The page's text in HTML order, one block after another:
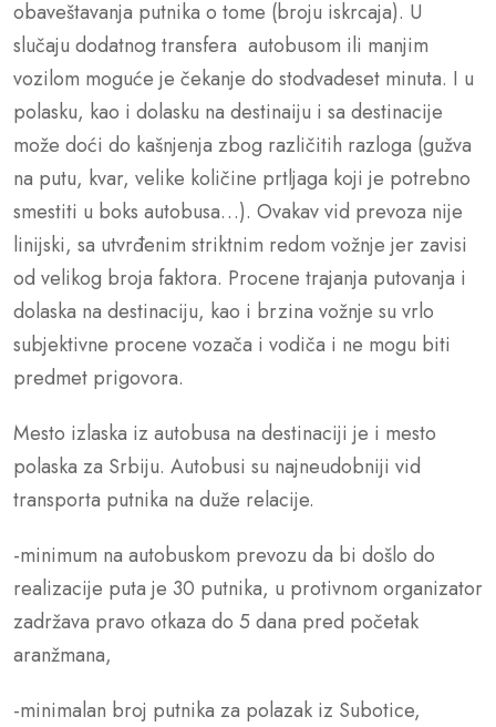
obaveštavanja putnika o tome (broju iskrcaja). U
slučaju dodatnog transfera autobusom ili manjim
vozilom moguće je čekanje do stodvadeset minuta. I u
polasku, kao i dolasku na destinaiju i sa destinacije
može doći do kašnjenja zbog različitih razloga (gužva
na putu, kvar, velike količine prtljaga koji je potrebno
smestiti u boks autobusa…). Ovakav vid prevoza nije
linijski, sa utvrđenim striktnim redom vožnje jer zavisi
od velikog broja faktora. Procene trajanja putovanja i
dolaska na destinaciju, kao i brzina vožnje su vrlo
subjektivne procene vozača i vodiča i ne mogu biti
predmet prigovora.
Mesto izlaska iz autobusa na destinaciji je i mesto
polaska za Srbiju. Autobusi su najneudobniji vid
transporta putnika na duže relacije.
-minimum na autobuskom prevozu da bi došlo do
realizacije puta je 30 putnika, u protivnom organizator
zadržava pravo otkaza do 5 dana pred početak
aranžmana,
-minimalan broj putnika za polazak iz Subotice,